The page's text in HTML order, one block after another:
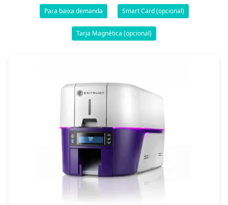
Para baixa demanda Smart Card (opcional)
Tarja Magnética (opcional)